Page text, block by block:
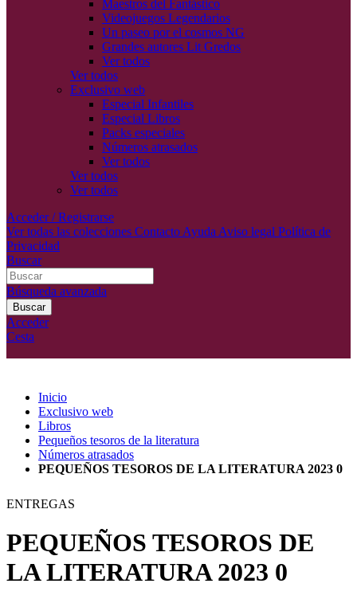
Maestros del Fantástico
Videojuegos Legendarios
Un paseo por el cosmos NG
Grandes autores Lit Gredos
Ver todos
Ver todos
Exclusivo web
Especial Infantiles
Especial Libros
Packs especiales
Números atrasados
Ver todos
Ver todos
Ver todos
Acceder / Registrarse
Ver todas las colecciones Contacto Ayuda Aviso legal Política de
Privacidad
Buscar
Búsqueda avanzada
Buscar
Acceder
Cesta
Inicio
Exclusivo web
Libros
Pequeños tesoros de la literatura
Números atrasados
PEQUEÑOS TESOROS DE LA LITERATURA 2023 0
ENTREGAS
PEQUEÑOS TESOROS DE
LA LITERATURA 2023 0